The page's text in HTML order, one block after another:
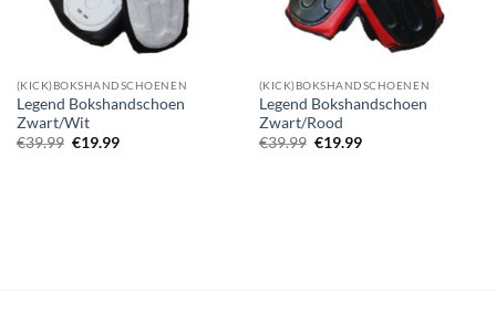
(KICK)BOKSHANDSCHOENEN
Legend Bokshandschoen
Zwart/Wit
€39.99 Oorspronkelijke
€19.99Huidige
(KICK)BOKSHANDSCHOENEN
Legend Bokshandschoen
Zwart/Rood
€39.99 Oorspronkelijke
€19.99Huidige